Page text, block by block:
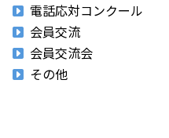
電話応対コンクール
会員交流
会員交流会
その他